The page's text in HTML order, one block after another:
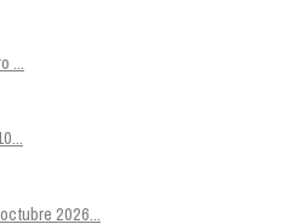
...
2026...